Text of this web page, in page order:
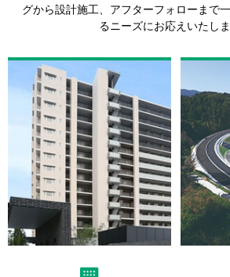
グから設計施工、 アフターフォローまで
るニーズにお応えいたしま